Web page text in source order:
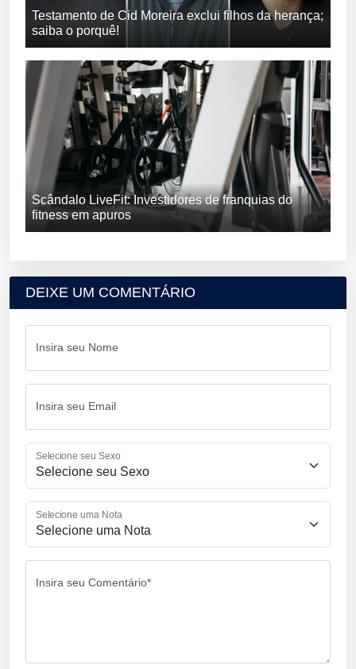
Testamento de Cid Moreira exclui filhos da herança;
saiba o porquê!
Scândalo LiveFit: Investidores de franquias do
fitness em apuros
DEIXE UM COMENTÁRIO
Insira seu Nome
Insira seu Email
Selecione seu Sexo
Selecione uma Nota
Insira seu Comentário*